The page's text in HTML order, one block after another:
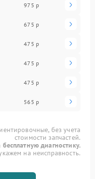
975 р
675 р
475 р
475 р
475 р
565 р
без учета
стоимости запчастей.
диагностику.
на неисправность.